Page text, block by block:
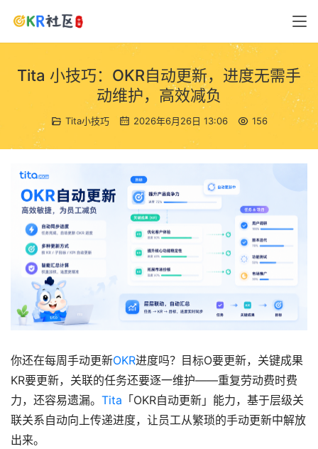
Tita 小技巧：OKR自动更新，进度无需手
动维护，高效减负
Tita小技巧 2026年6月26日 13:06 156
你还在每周手动更新OKR进度吗？目标O要更新，关键成果
KR要更新，关联的任务还要逐一维护——重复劳动费时费
力，还容易遗漏。 Tita 「OKR自动更新」能力，基于层级关
联关系自动向上传递进度，让员工从繁琐的手动更新中解放
出来。